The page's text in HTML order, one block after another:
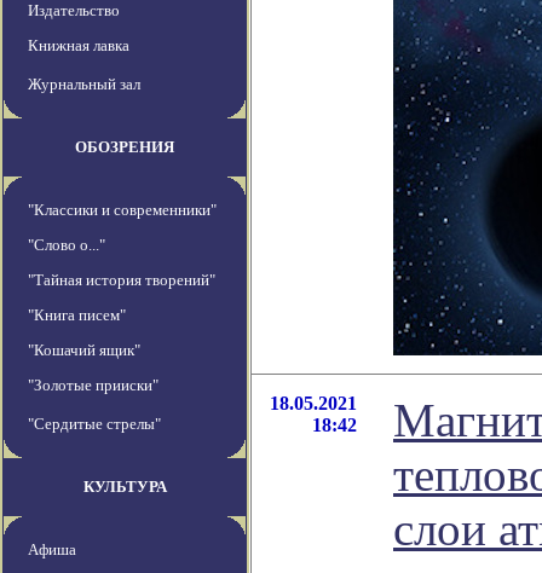
Издательство
Книжная лавка
Журнальный зал
ОБОЗРЕНИЯ
"Классики и современники"
"Слово о..."
"Тайная история творений"
"Книга писем"
"Кошачий ящик"
"Золотые прииски"
"Сердитые стрелы"
КУЛЬТУРА
Афиша
18.05.2021
18:42
слои